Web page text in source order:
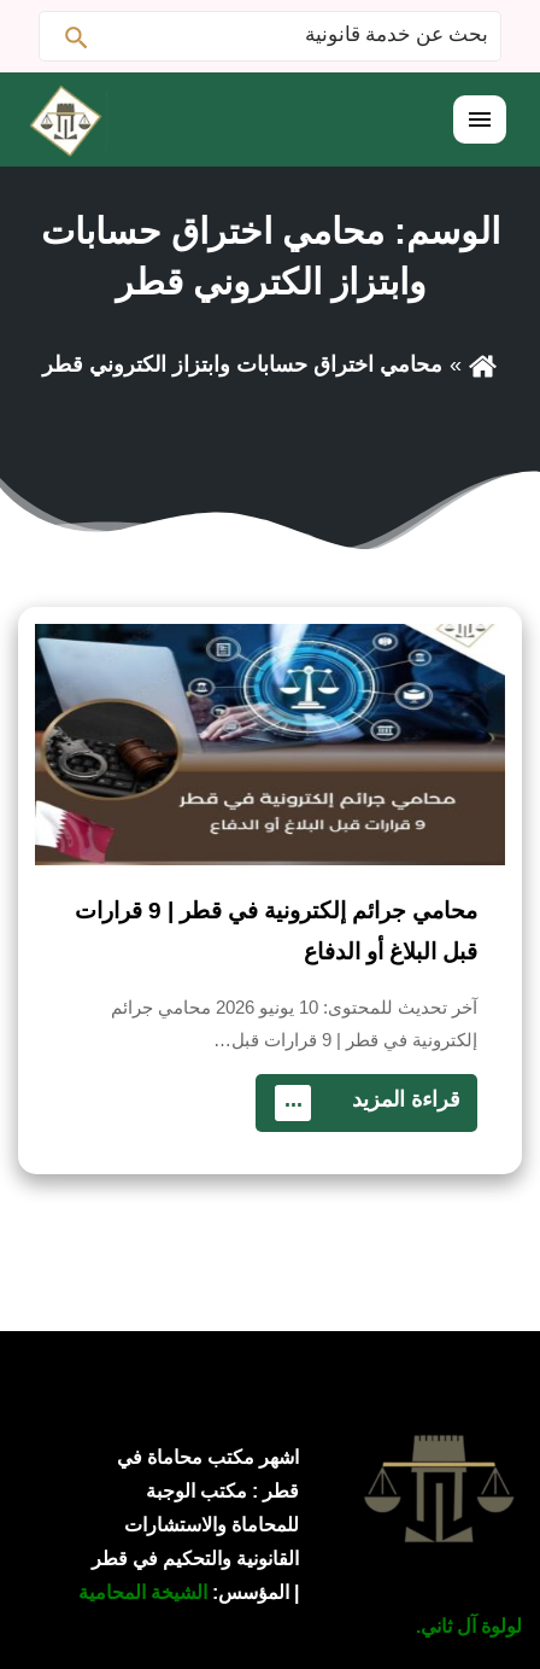
البحث
عن:
القائمة
الوسم: محامي اختراق حسابات
وابتزاز الكتروني قطر
محامي اختراق حسابات وابتزاز الكتروني قطر
محامي جرائم إلكترونية في قطر | 9 قرارات
قبل البلاغ أو الدفاع
آخر تحديث للمحتوى: 10 يونيو 2026 محامي جرائم
إلكترونية في قطر | 9 قرارات قبل…
قراءة المزيد ...
اشهر مكتب محاماة في
قطر : مكتب الوجبة
للمحاماة والاستشارات
القانونية والتحكيم في قطر
| المؤسس: الشيخة المحامية
لولوة آل ثاني.